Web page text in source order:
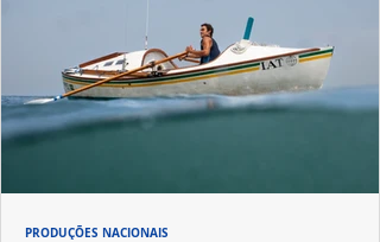
PRODUÇÕES NACIONAIS